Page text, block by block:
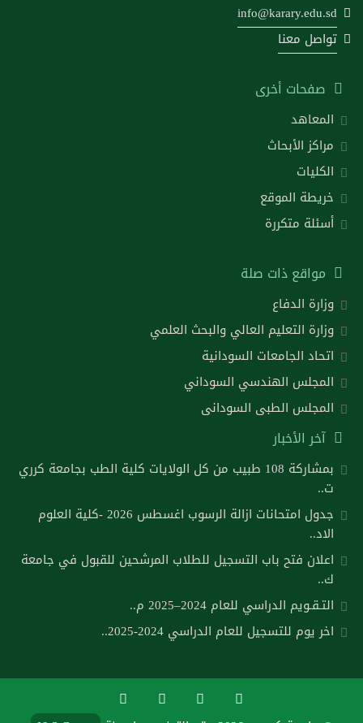
info@karary.edu.sd
تواصل معنا
صفحات أخرى
المعاهد
مراكز الأبحاث
الكليات
خريطة الموقع
أسئلة متكررة
مواقع ذات صلة
وزارة الدفاع
وزارة التعليم العالي والبحث العلمي
اتحاد الجامعات السودانية
المجلس الهندسي السوداني
المجلس الطبى السودانى
آخر الأخبار
بمشاركة 108 طبيب من كل الولايات كلية الطب بجامعة كرري
ت..
جدول امتحانات ازالة الرسوب اغسطس 2026 -كلية العلوم
الاد..
اعلان فتح باب التسجيل للطلاب المرشحين للقبول في جامعة
ك..
التـقـويم الدراسي للعام 2024–2025 م..
اخر يوم للتسجيل للعام الدراسي 2024-2025..